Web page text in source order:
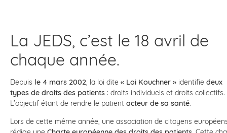
La JEDS, c’est le 18 avril de
chaque année.
Depuis le 4 mars 2002, la loi dite « Loi Kouchner » identifie deux
types de droits des patients : droits individuels et droits collectifs.
L’objectif étant de rendre le patient acteur de sa santé.
Lors de cette même année, une association de citoyens